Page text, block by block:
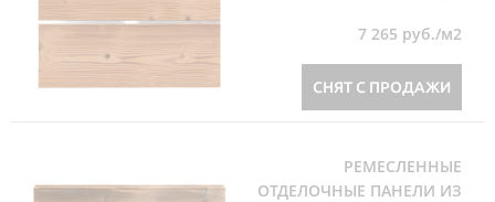
7 265 руб./м2
СНЯТ С ПРОДАЖИ
РЕМЕСЛЕННЫЕ
ОТДЕЛОЧНЫЕ ПАНЕЛИ ИЗ